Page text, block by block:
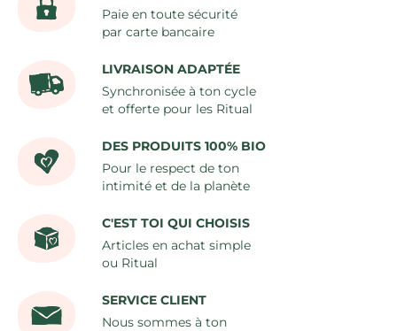
Paie en toute sécurité
par carte bancaire
LIVRAISON ADAPTÉE
Synchronisée à ton cycle
et offerte pour les Ritual
DES PRODUITS 100% BIO
Pour le respect de ton
intimité et de la planète
C'EST TOI QUI CHOISIS
Articles en achat simple
ou Ritual
SERVICE CLIENT
Nous sommes à ton